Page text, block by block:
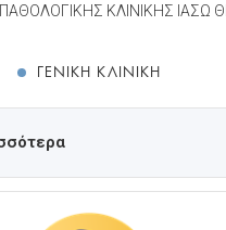
ΚΛΙΝΙΚΗΣ ΙΑΣΩ
ΓΕΝΙΚΉ ΚΛΙΝΙΚΉ